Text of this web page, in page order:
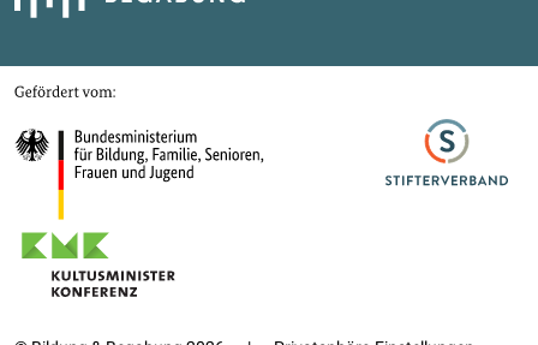
Gefördert von
Bundesministerium für Bildung, Familie, Senioren, Frauen und Jugend
Stifterverband
Kultusministerkonferenz